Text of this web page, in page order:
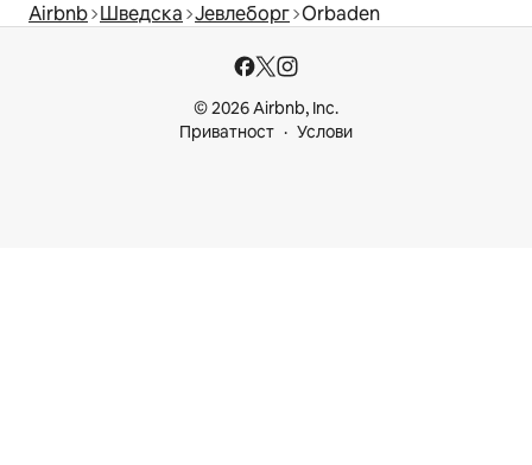
Airbnb Шведска Јевлеборг Orbaden
© 2026 Airbnb, Inc.
Приватност
Услови